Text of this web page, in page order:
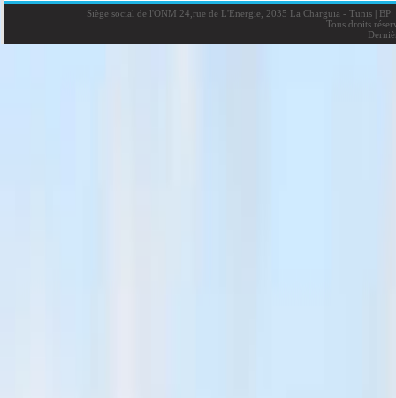
Siège social de l'ONM 24,rue de L'Energie, 2035 La Charguia - Tunis |BP:
Tous droits